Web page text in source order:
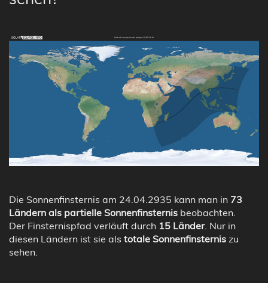
Die Sonnenfinsternis am 24.04.2935 kann man in 73
Ländern als partielle Sonnenfinsternis beobachten.
Der Finsternispfad verläuft durch 15 Länder. Nur in
diesen Ländern ist sie als totale Sonnenfinsternis zu
sehen.